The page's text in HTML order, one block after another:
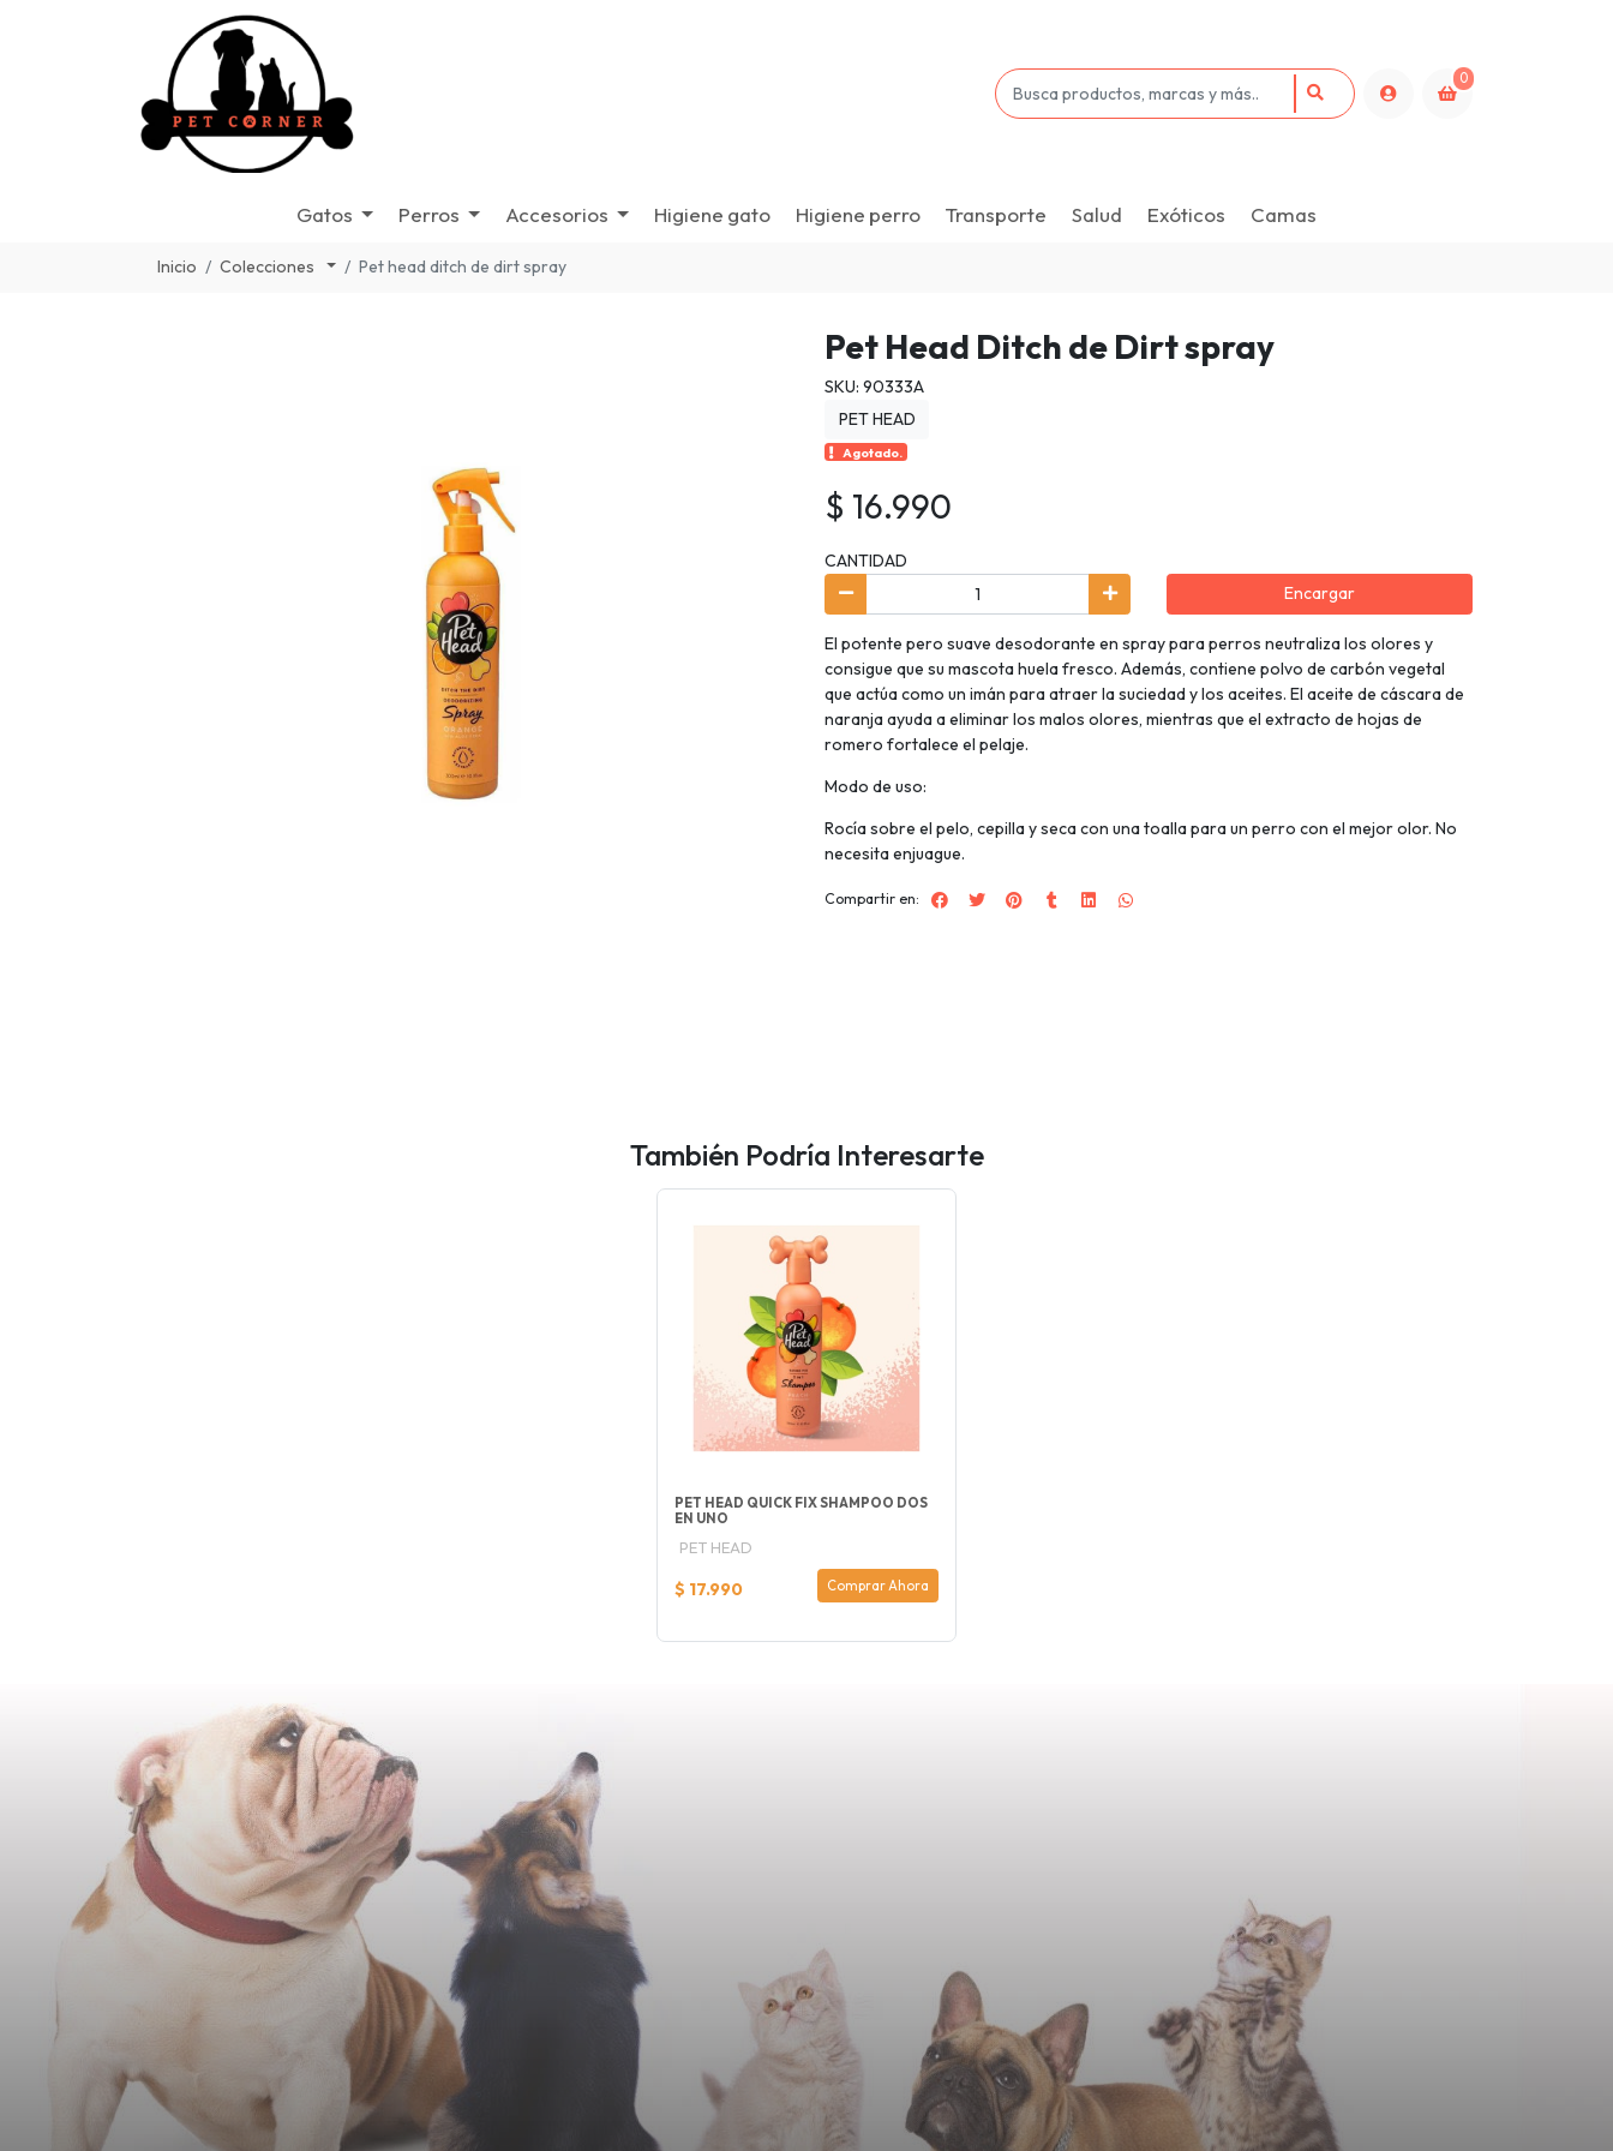
0
Gatos Perros Accesorios Higiene gato Higiene perro Transporte Salud Exóticos Camas
Inicio Colecciones Pet head ditch de dirt spray
Pet Head Ditch de Dirt spray
SKU: 90333A
PET HEAD
Agotado.
$ 16.990
CANTIDAD
Encargar
El potente pero suave desodorante en spray para perros neutraliza los olores y
consigue que su mascota huela fresco. Además, contiene polvo de carbón vegetal
que actúa como un imán para atraer la suciedad y los aceites. El aceite de cáscara de
naranja ayuda a eliminar los malos olores, mientras que el extracto de hojas de
romero fortalece el pelaje.
Modo de uso:
Rocía sobre el pelo, cepilla y seca con una toalla para un perro con el mejor olor. No
necesita enjuague.
Compartir en:
También Podría Interesarte
PET HEAD QUICK FIX SHAMPOO DOS
EN UNO
PET HEAD
$ 17.990 Comprar Ahora